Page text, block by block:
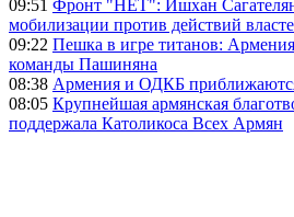
09:51 Фронт "НЕТ": Ишхан Сагателян
мобилизации против действий
09:22 Пешка в игре титанов:
команды Пашиняна
08:38 Армения и ОДКБ приближаются
08:05 Крупнейшая армянская
поддержала Католикоса Всех Армян